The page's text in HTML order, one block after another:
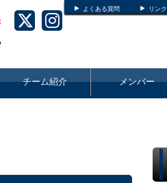
よくある質問 リンク
チーム紹介 メンバー